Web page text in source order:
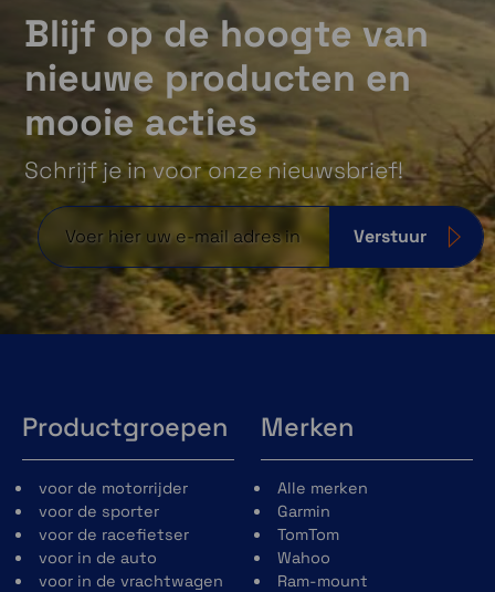
Blijf op de hoogte van
nieuwe producten en
mooie acties
Schrijf je in voor onze nieuwsbrief!
Verstuur
Productgroepen
voor de motorrijder
voor de sporter
voor de racefietser
voor in de auto
voor in de vrachtwagen
Merken
Alle merken
Garmin
TomTom
Wahoo
Ram-mount